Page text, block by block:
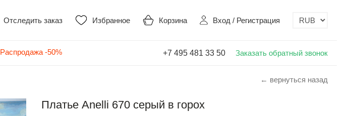
Отследить заказ Избранное Корзина Вход / Регистрация
Распродажа -50% +7 495 481 33 50 Заказать обратный звонок
← вернуться назад
Платье Anelli 670 серый в горох